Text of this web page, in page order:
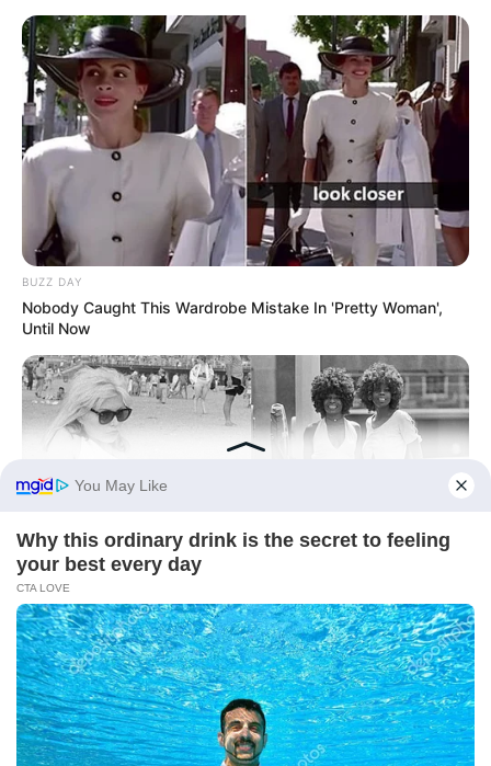
BUZZ DAY
Nobody Caught This Wardrobe Mistake In 'Pretty Woman',
Until Now
BUZZ DAY
Photos From The 70s That Defined A Beauty Standard
BUZZ DAY
Suspicious Eagle Tries To Steal Puppy - Watch What
Happened